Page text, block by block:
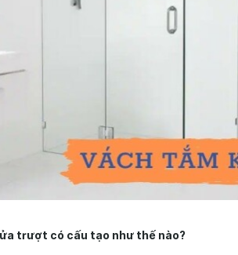
trượt có cấu tạo như thế nào?